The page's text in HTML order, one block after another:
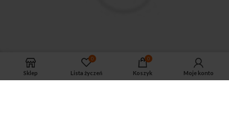
Sklep
0
Lista życzeń
0
Koszyk Moje konto